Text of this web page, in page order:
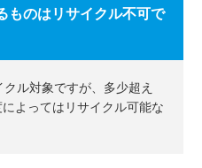
ものはリサイクル不可で
ル対象ですが、多少超え
よってはリサイクル可能な